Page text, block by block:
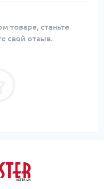
товаре, станьте
свой отзыв.